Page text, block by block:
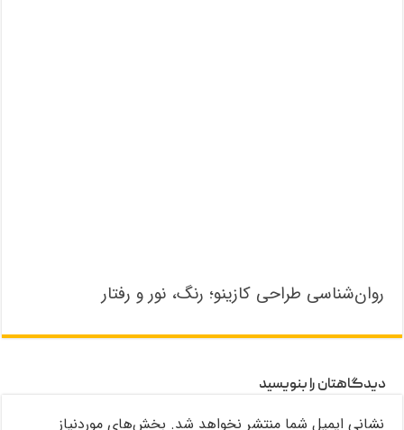
روان‌شناسی طراحی کازینو؛ رنگ، نور و رفتار
دیدگاهتان را بنویسید
نشانی ایمیل شما منتشر نخواهد شد. بخش‌های موردنیاز